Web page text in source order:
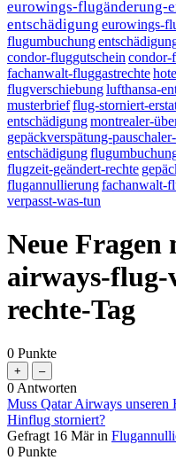
eurowings-flugänderung-
entschädigung eurowings-
flugumbuchung
condor-fluggutschein condor-
fachanwalt-fluggastrechte
flugverschiebunglufthansa-
musterbriefflug-storniert-
entschädigungmontrealer-
gepäckverspätung-
entschädigung
flugzeit-geändert-rechte
flugannullierungfachanwalt-
verpasst-was-tun
Neue
airways-flug-
rechte-Tag
0 Punkte
0 Antworten
Muss Qatar Airways
Hinflug storniert?
Gefragt 16 Mär in
0 Punkte